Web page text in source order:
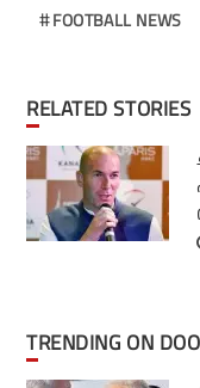
FOOTBALL NEWS
RELATED STORIES
TRENDING ON